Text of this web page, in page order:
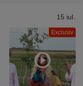
Exclusiv
15 iul.